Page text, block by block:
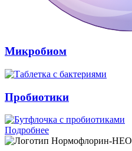
Микробиом
Пробиотики
Подробнее
Нормофлорин-НЕО